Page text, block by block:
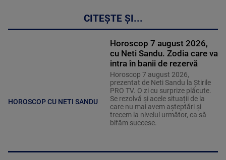
CITEȘTE ȘI...
HOROSCOP CU NETI SANDU
Horoscop 7 august 2026,
cu Neti Sandu. Zodia care va
intra în banii de rezervă
Horoscop 7 august 2026,
prezentat de Neti Sandu la Știrile
PRO TV. O zi cu surprize plăcute.
Se rezolvă și acele situații de la
care nu mai avem așteptări și
trecem la nivelul următor, ca să
bifăm succese.